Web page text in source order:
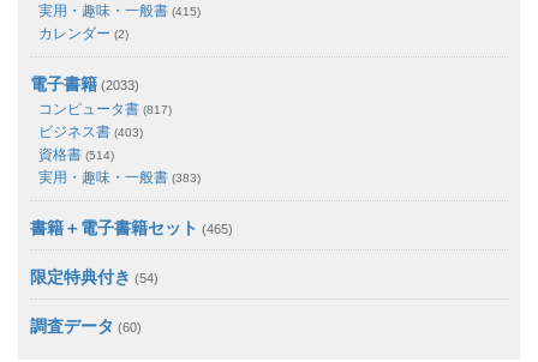
実用・趣味・一般書 (415)
カレンダー (2)
電子書籍 (2033)
コンピュータ書 (817)
ビジネス書 (403)
資格書 (514)
実用・趣味・一般書 (383)
書籍＋電子書籍セット (465)
限定特典付き (54)
調査データ (60)